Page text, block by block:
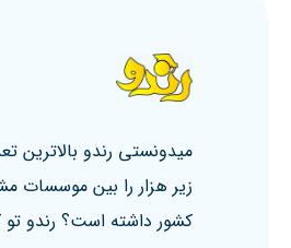
میدونستی رندو بالاترین
زیر هزار را بین موسسات
کشور داشته است؟ رندو